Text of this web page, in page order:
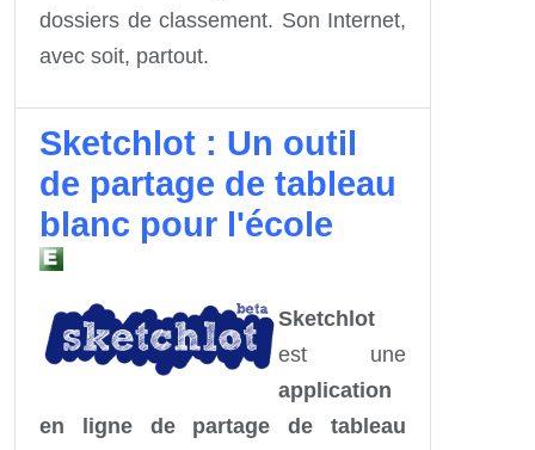
dossiers de classement. Son Internet,
avec soit, partout.
Sketchlot : Un outil
de partage de tableau
blanc pour l'école
Sketchlot
est une
application
en ligne de partage de tableau